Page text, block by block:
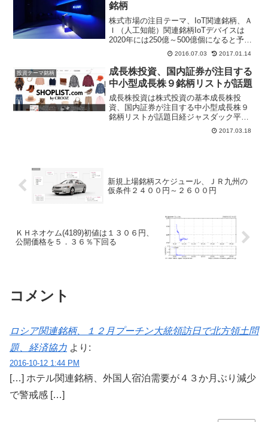
銘柄
株式市場の注目テーマ、IoT関連銘柄、Ａ
Ｉ（人工知能）関連銘柄IoTデバイスは
2020年には250億～500億個になると予想
する調査結果もあり、急成長する市場と
して注目されている。IoTの課題はソフト
ウェアとセキュリティであり、デバイス
の種...
2016.07.03 2017.01.14
投資テーマ銘柄
成長株投資、国内証券が注目する
中小型成長株９銘柄リストが話題
成長株投資は株式投資の基本成長株投
資、国内証券が注目する中小型成長株９
銘柄リストが話題日経ジャスダック平均
が２月１０日～３月１０日まで２１日連
続で上昇した、中小型株物色が活況で日
2017.03.18
新規上場銘柄スケジュール、ＪＲ九州の
仮条件２４００円～２６００円
ＫＨネオケム(4189)初値は１３０６円、
公開価格を５．３６％下回る
コメント
ロシア関連銘柄、１２月プーチン大統領訪日で北方領土問
題、経済協力 より:
2016-10-12 1:44 PM
[…] ホテル関連銘柄、外国人宿泊需要が４３か月ぶり減少
で警戒感 […]